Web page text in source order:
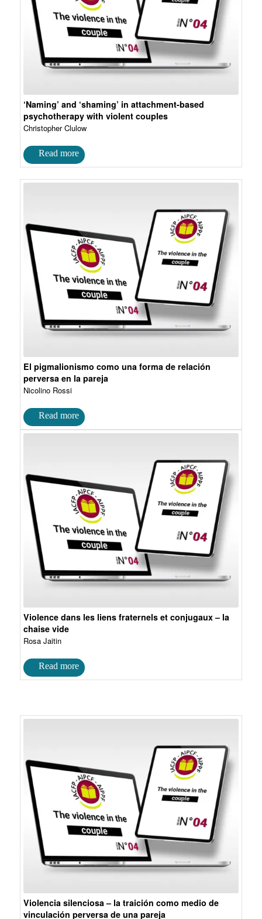
‘Naming’ and ‘shaming’ in attachment-based
psychotherapy with violent couples
Christopher Clulow
El pigmalionismo como una forma de relación
perversa en la pareja
Nicolino Rossi
Violence dans les liens fraternels et conjugaux – la
chaise vide
Rosa Jaitin
Violencia silenciosa – la traición como medio de
vinculación perversa de una pareja